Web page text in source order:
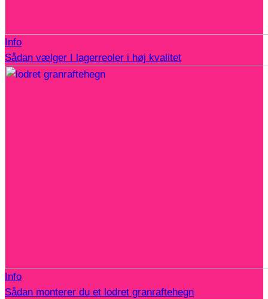
Info
Sådan vælger I lagerreoler i høj kvalitet
Info
Sådan monterer du et lodret granraftehegn